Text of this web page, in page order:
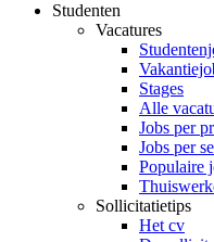
Studenten
Vacatures
Stages
Alle
Jobs per
Jobs per
Populaire
Sollicitatietips
Het cv